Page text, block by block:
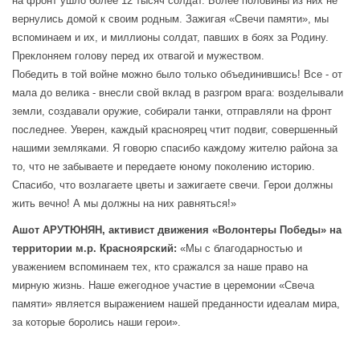
вернулись домой к своим родным. Зажигая «Свечи памяти», мы
вспоминаем и их, и миллионы солдат, павших в боях за Родину.
Преклоняем голову перед их отвагой и мужеством.
Победить в той войне можно было только объединившись! Все - от
мала до велика - внесли свой вклад в разгром врага: возделывали
земли, создавали оружие, собирали танки, отправляли на фронт
последнее. Уверен, каждый красноярец чтит подвиг, совершенный
нашими земляками. Я говорю спасибо каждому жителю района за
то, что не забываете и передаете юному поколению историю.
Спасибо, что возлагаете цветы и зажигаете свечи. Герои должны
жить вечно! А мы должны на них равняться!»
Ашот АРУТЮНЯН, активист движения «Волонтеры Победы» на
территории м.р. Красноярский: «Мы с благодарностью и
уважением вспоминаем тех, кто сражался за наше право на
мирную жизнь. Наше ежегодное участие в церемонии «Свеча
памяти» является выражением нашей преданности идеалам мира,
за которые боролись наши герои».